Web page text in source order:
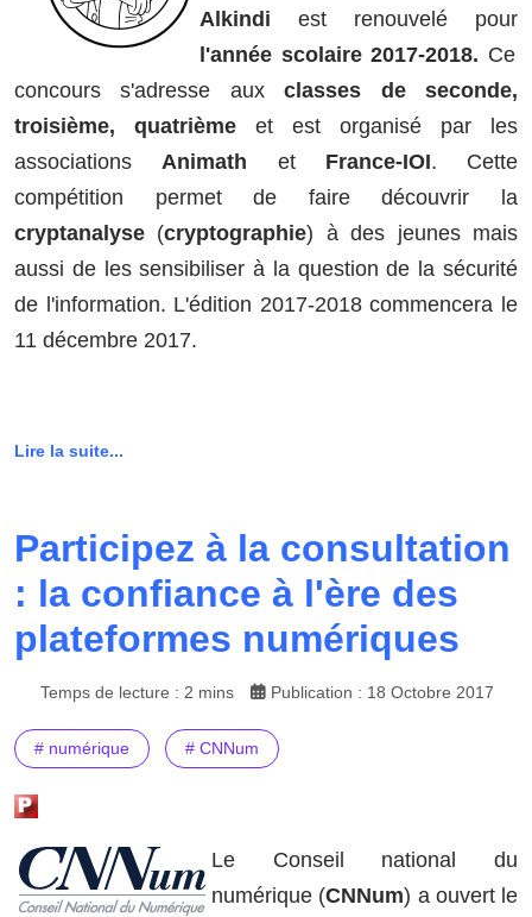
Alkindi est renouvelé pour
l'année scolaire 2017-2018. Ce
concours s'adresse auxclasses de seconde,
troisième, quatrième et est organisé par les
associations Animath et France-IOI. Cette
compétition permet de faire découvrir la
cryptanalyse (cryptographie) à des jeunes mais
aussi de les sensibiliser à la question de la sécurité
de l'information. L'édition 2017-2018 commencera le
11 décembre 2017.
Lire la suite...
Participez à la consultation
: la confiance à l'ère des
plateformes numériques
Temps de lecture : 2 mins Publication : 18 Octobre 2017
# numérique # CNNum
Le Conseil national du
numérique (CNNum) a ouvert le